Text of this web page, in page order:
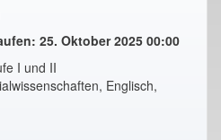
25. Oktober 2025 00:00
I und II
Englisch,